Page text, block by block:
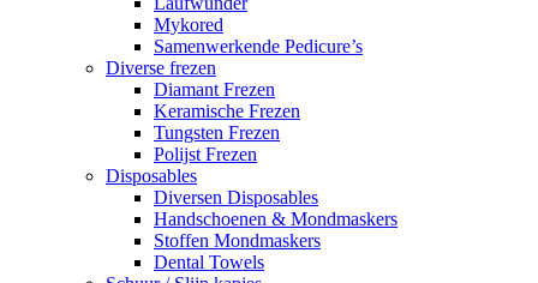
Mykored
Samenwerkende Pedicure’s
Diverse frezen
Diamant Frezen
Keramische Frezen
Tungsten Frezen
Polijst Frezen
Disposables
Diversen Disposables
Handschoenen & Mondmaskers
Stoffen Mondmaskers
Dental Towels